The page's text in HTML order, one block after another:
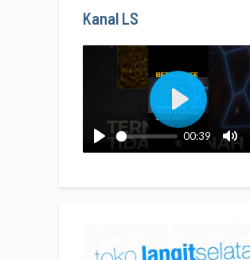
Kanal LS